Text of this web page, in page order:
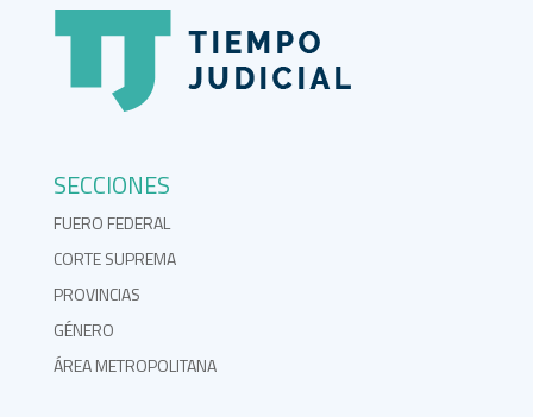
SECCIONES
FUERO FEDERAL
CORTE SUPREMA
PROVINCIAS
GÉNERO
ÁREA METROPOLITANA